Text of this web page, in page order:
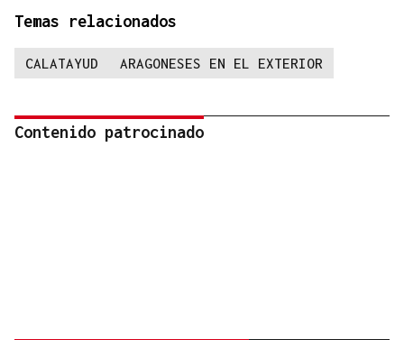
Temas relacionados
CALATAYUD ARAGONESES EN EL EXTERIOR
Contenido patrocinado